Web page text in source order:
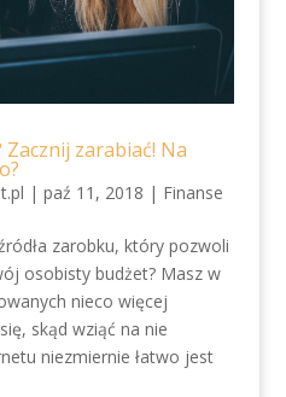
zarabiać! Na
| paź 11, 2018 | Finanse
zarobku, który pozwoli
osobisty budżet? Masz w
nieco więcej
skąd wziąć na nie
niezmiernie łatwo jest